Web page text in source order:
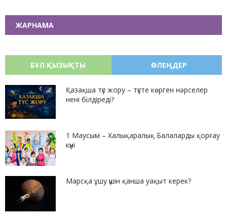
ЖАРНАМА
БҰЛ ҚЫЗЫҚТЫ ӨЛЕҢДЕР
Қазақша түс жору – түсте көрген нәрселер
нені білдіреді?
1 Маусым – Халықаралық Балаларды қорғау
күні
Марсқа ұшу үшін қанша уақыт керек?